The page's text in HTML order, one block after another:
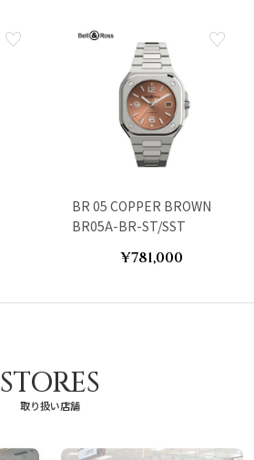
BR 05 COPPER BROWN
BR05A-BR-ST/SST
¥781,000
STORES
取り扱い店舗